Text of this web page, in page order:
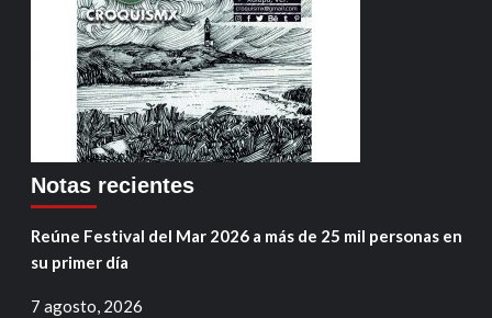
Notas recientes
Reúne Festival del Mar 2026 a más de 25 mil personas en
su primer día
7 agosto, 2026